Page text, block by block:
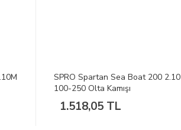
SPRO Spartan Boat Jig&Pilk 1.80M
1.549,49 TL